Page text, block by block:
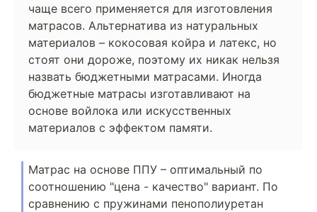
чаще всего применяется для изготовления
матрасов. Альтернатива из натуральных
материалов – кокосовая койра и латекс, но
стоят они дороже, поэтому их никак нельзя
назвать бюджетными матрасами. Иногда
бюджетные матрасы изготавливают на
основе войлока или искусственных
материалов с эффектом памяти.
Матрас на основе ППУ – оптимальный по
соотношению "цена - качество" вариант. По
сравнению с пружинами пенополиуретан